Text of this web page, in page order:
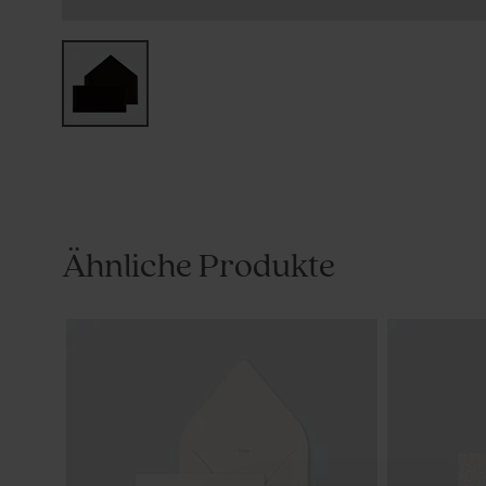
Ähnliche Produkte